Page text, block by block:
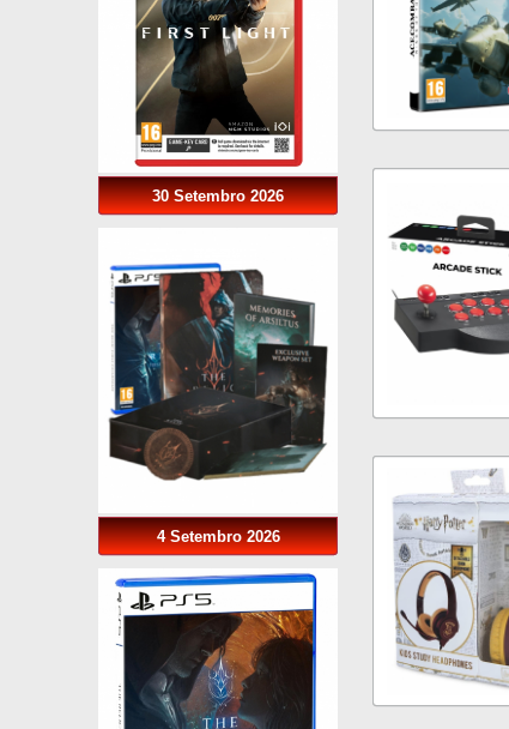
30 Setembro 2026
4 Setembro 2026